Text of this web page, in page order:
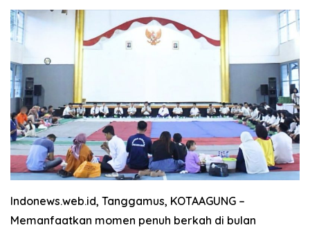
Indonews.web.id, Tanggamus, KOTAAGUNG –
Memanfaatkan momen penuh berkah di bulan